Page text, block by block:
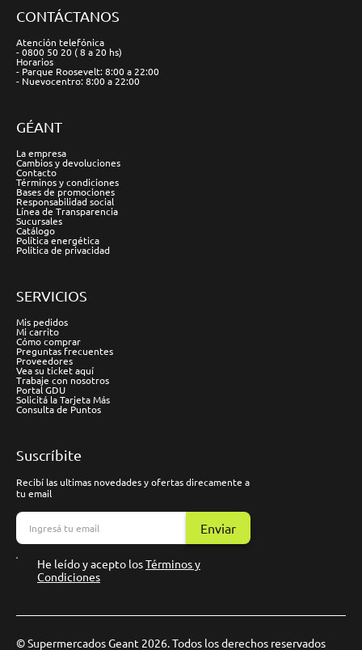
CONTÁCTANOS
Atención telefónica
- 0800 50 20 ( 8 a 20 hs)
Horarios
- Parque Roosevelt: 8:00 a 22:00
- Nuevocentro: 8:00 a 22:00
GÉANT
La empresa
Cambios y devoluciones
Contacto
Términos y condiciones
Bases de promociones
Responsabilidad social
Línea de Transparencia
Sucursales
Catálogo
Política energética
Política de privacidad
SERVICIOS
Mis pedidos
Mi carrito
Cómo comprar
Preguntas frecuentes
Proveedores
Vea su ticket aquí
Trabaje con nosotros
Portal GDU
Solicitá la Tarjeta Más
Consulta de Puntos
Suscríbite
Recibí las ultimas novedades y ofertas direcamente a
tu email
Enviar
He leído y acepto losTérminos y
Condiciones
© Supermercados Geant 2026. Todos los derechos reservados